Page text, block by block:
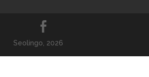
Seolingo, 2026